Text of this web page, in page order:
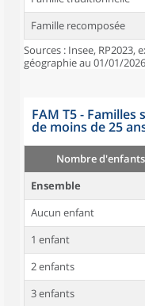
Famille recomposée
Sources : Insee,
géographie au 01/01/
FAM T5 -
de moins de 25
Nombre d'enfants
Ensemble
Aucun enfant
1 enfant
2 enfants
3 enfants